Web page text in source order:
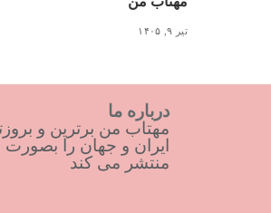
تیر ۹, ۱۴۰۵
درباره ما
مهتاب من برترین و
ایران و جهان را
منتشر می کند